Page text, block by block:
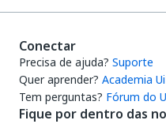
Conectar
Precisa de ajuda? Suporte
Quer aprender? Academia
Tem perguntas? Fórum do
Fique por dentro das